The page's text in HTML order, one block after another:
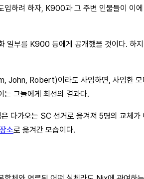
하려 하자, K900과 그 주변 인물들이 이
부를 K900 등에게 공개했을 것이다. 하
John, Robert)이라도 사임하면, 사임한
든 그들에게 최선의 결과다.
다가오는 SC 선거로 옮겨져 5명의 교
소로 옮겨간 모습이다.